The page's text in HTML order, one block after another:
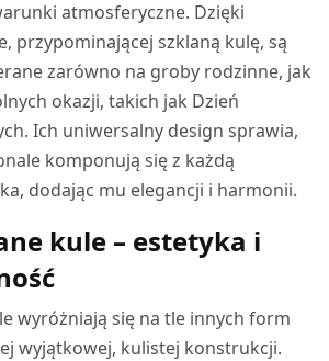
atmosferyczne. Dzięki
przypominającej szklaną kulę, są
zarówno na groby rodzinne, jak
okazji, takich jak Dzień
Ich uniwersalny design sprawia,
komponują się z każdą
dodając mu elegancji i harmonii.
kule – estetyka i
wyróżniają się na tle innych form
wyjątkowej, kulistej konstrukcji.